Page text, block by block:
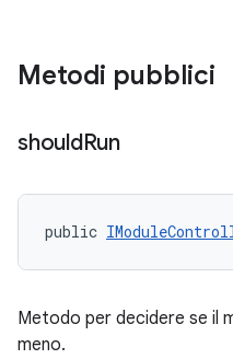
Metodi pubblici
shouldRun
public
Metodo per decidere se il
meno.